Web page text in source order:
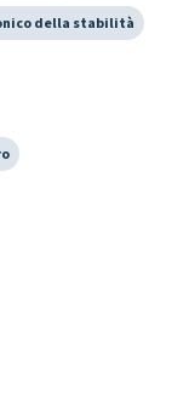
della stabilità